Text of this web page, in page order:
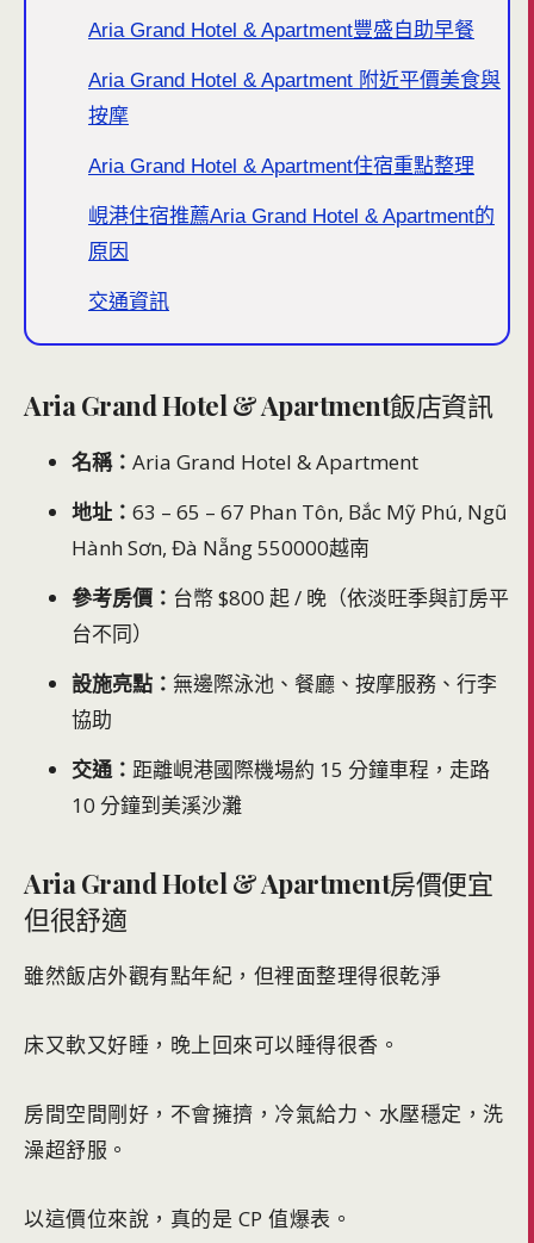
Aria Grand Hotel & Apartment豐盛自助早餐
Aria Grand Hotel & Apartment 附近平價美食與
按摩
Aria Grand Hotel & Apartment住宿重點整理
峴港住宿推薦Aria Grand Hotel & Apartment的
原因
交通資訊
Aria Grand Hotel & Apartment飯店資訊
名稱： Aria Grand Hotel & Apartment
地址： 63 – 65 – 67 Phan Tôn, Bắc Mỹ Phú, Ngũ
Hành Sơn, Đà Nẵng 550000越南
參考房價： 台幣 $800 起 / 晚（依淡旺季與訂房平
台不同）
設施亮點： 無邊際泳池、餐廳、按摩服務、行李
協助
交通： 距離峴港國際機場約 15 分鐘車程，走路
10 分鐘到美溪沙灘
Aria Grand Hotel & Apartment房價便宜
但很舒適
雖然飯店外觀有點年紀，但裡面整理得很乾淨
床又軟又好睡，晚上回來可以睡得很香。
房間空間剛好，不會擁擠，冷氣給力、水壓穩定，洗
澡超舒服。
以這價位來說，真的是 CP 值爆表。